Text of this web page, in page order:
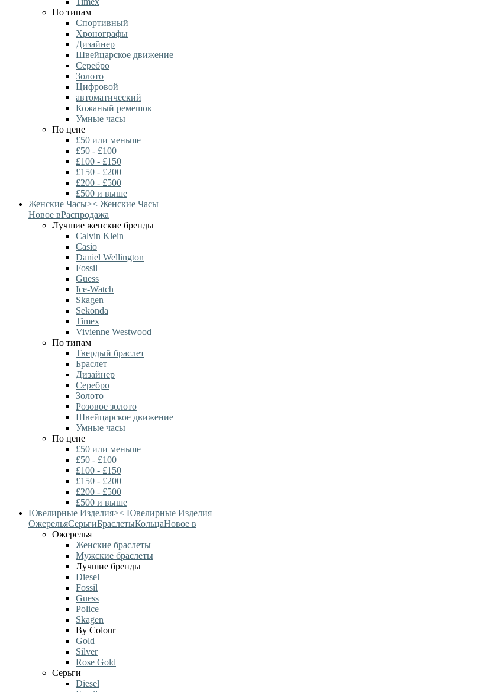
По типам
Спортивный
Хронографы
Дизайнер
Швейцарское движение
Серебро
Золото
Цифровой
автоматический
Кожаный ремешок
Умные часы
По цене
£50 или меньше
£50 - £100
£100 - £150
£150 - £200
£200 - £500
£500 и выше
Женские Часы>< Женские Часы
Новое вРаспродажа
Лучшие женские бренды
Calvin Klein
Casio
Daniel Wellington
Fossil
Guess
Ice-Watch
Skagen
Sekonda
Timex
Vivienne Westwood
По типам
Твердый браслет
Браслет
Дизайнер
Серебро
Золото
Розовое золото
Швейцарское движение
Умные часы
По цене
£50 или меньше
£50 - £100
£100 - £150
£150 - £200
£200 - £500
£500 и выше
Ювелирные Изделия>< Ювелирные Изделия
ОжерельяСерьгиБраслетыКольцаНовое в
Ожерелья
Женские браслеты
Мужские браслеты
Лучшие бренды
Diesel
Fossil
Guess
Police
Skagen
By Colour
Gold
Silver
Rose Gold
Серьги
Diesel